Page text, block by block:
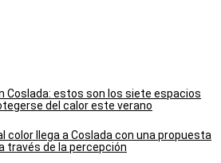
Coslada: estos son los siete espacios
del calor este verano
color llega a Coslada con una propuesta
través de la percepción